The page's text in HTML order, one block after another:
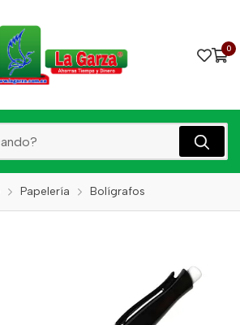
0
Papelería Bolígrafos